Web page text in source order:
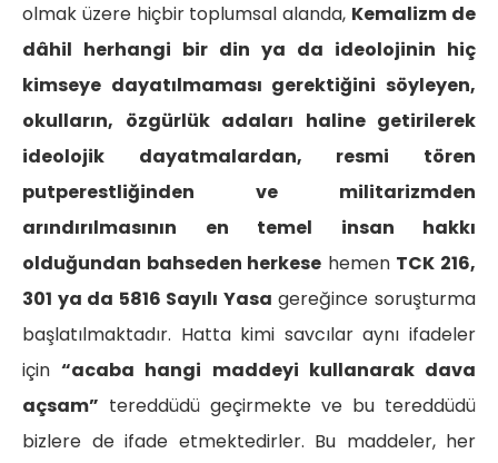
olmak üzere hiçbir toplumsal alanda, Kemalizm de
dâhil herhangi bir din ya da ideolojinin hiç
kimseye dayatılmaması gerektiğini söyleyen,
okulların, özgürlük adaları haline getirilerek
ideolojik dayatmalardan, resmi tören
putperestliğinden ve militarizmden
arındırılmasının en temel insan hakkı
olduğundan bahseden herkese hemen TCK 216,
301 ya da 5816 Sayılı Yasa gereğince soruşturma
başlatılmaktadır. Hatta kimi savcılar aynı ifadeler
için“acaba hangi maddeyi kullanarak dava
açsam” tereddüdü geçirmekte ve bu tereddüdü
bizlere de ifade etmektedirler. Bu maddeler, her